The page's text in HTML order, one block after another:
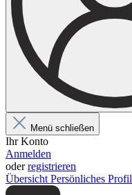
Menü schließen
Ihr Konto
Anmelden
oderregistrieren
Übersicht Persönliches Profil